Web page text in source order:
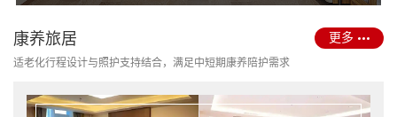
康养旅居
适老化行程设计与照护支持结合，满足中短期康养陪护需求
更多